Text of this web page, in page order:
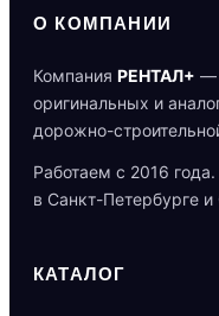
О КОМПАНИИ
Компания РЕНТАЛ+ —
оригинальных и
дорожно-
Работаем с 2016
в Санкт-Петербурге и
КАТАЛОГ